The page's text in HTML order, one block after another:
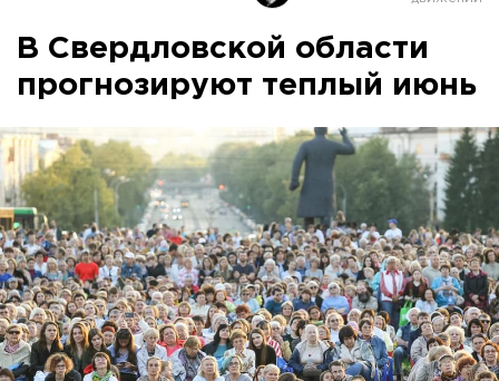
В Свердловской области
прогнозируют теплый июнь